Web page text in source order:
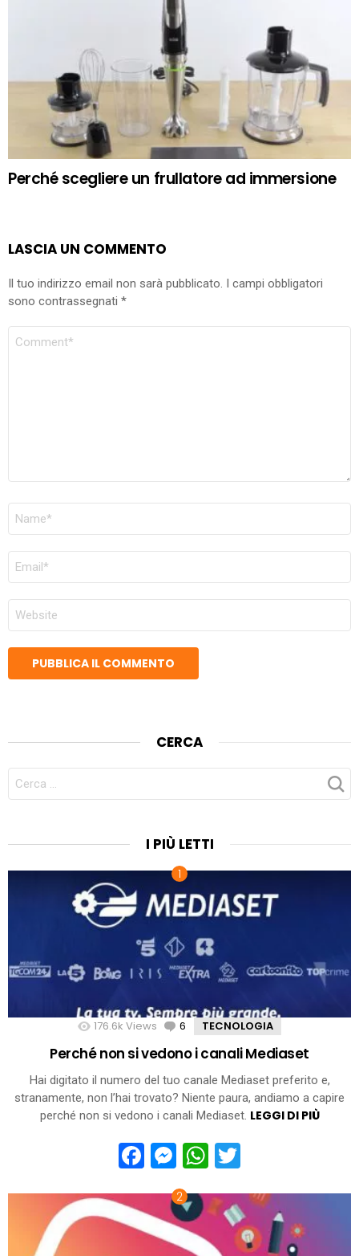
Perché scegliere un frullatore ad immersione
LASCIA UN COMMENTO
Il tuo indirizzo email non sarà pubblicato. I campi obbligatori
sono contrassegnati *
COMMENTO
NOME
EMAIL
SITO
WEB
CERCA
CERCA
PER:
I PIÙ LETTI
176.6k Views 6 Comments
TECNOLOGIA
Perché non si vedono i canali Mediaset
Hai digitato il numero del tuo canale Mediaset preferito e,
stranamente, non l’hai trovato? Niente paura, andiamo a capire
perché non si vedono i canali Mediaset. LEGGI DI PIÙ
Facebook
Messenger
WhatsApp